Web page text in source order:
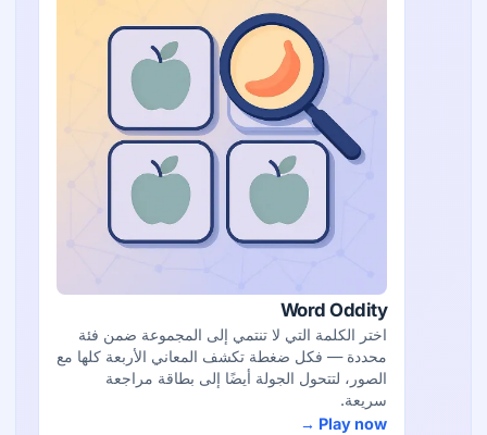
Word Oddity
اختر الكلمة التي لا تنتمي إلى المجموعة ضمن فئة
محددة — فكل ضغطة تكشف المعاني الأربعة كلها مع
الصور، لتتحول الجولة أيضًا إلى بطاقة مراجعة
سريعة.
Play now →